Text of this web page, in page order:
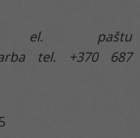
el. paštu
tel. +370 687